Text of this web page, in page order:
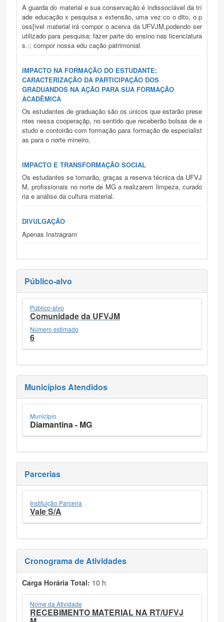
A guarda do material e sua conservação é indissociável da trí
ade educação x pesquisa x extensão, uma vez co o dito, o p
oss[ivel material irá compor o acerva da UFVJM,podendo ser
utilizado para pesquisa; fazer parte do ensino nas licenciatura
s.-; compor nossa edu cação patrimonial.
IMPACTO NA FORMAÇÃO DO ESTUDANTE:
CARACTERIZAÇÃO DA PARTICIPAÇÃO DOS
GRADUANDOS NA AÇÃO PARA SUA FORMAÇÃO
ACADÊMICA
Os estudantes de graduação são os únicos que estarão prese
ntes nessa cooperaçãp, no sentido que receberão bolsas de e
studo e contoirão com formação para formação de especialist
as para o norte mineiro,
IMPACTO E TRANSFORMAÇÃO SOCIAL
Os estudantes se tornarão, graças a reserva técnica da UFVJ
M, profissionais no norte de MG a realizarem limpeza, curado
ria e análise da cultura material.
DIVULGAÇÃO
Apenas Instragram
Público-alvo
Público-alvo
Comunidade da UFVJM
Número estimado
6
Municípios Atendidos
Município
Diamantina - MG
Parcerias
Instituição Parceira
Vale S/A
Cronograma de Atividades
Carga Horária Total: 10 h
Nome da Atividade
RECEBIMENTO MATERIAL NA RT/UFVJ